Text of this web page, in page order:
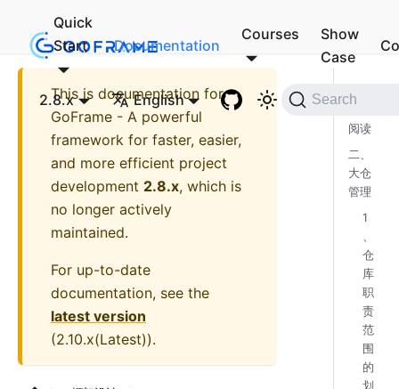
Quick
Start
Documentation
Courses
Show
Case
2.8.x English Search
This is documentation for
GoFrame - A powerful
framework for faster, easier,
and more efficient project
development 2.8.x, which is
no longer actively
maintained.
For up-to-date
documentation, see the
latest version
(2.10.x(Latest)).
一、
阅读
二、
大仓
管理
1
、
仓
库
职
责
范
围
的
划